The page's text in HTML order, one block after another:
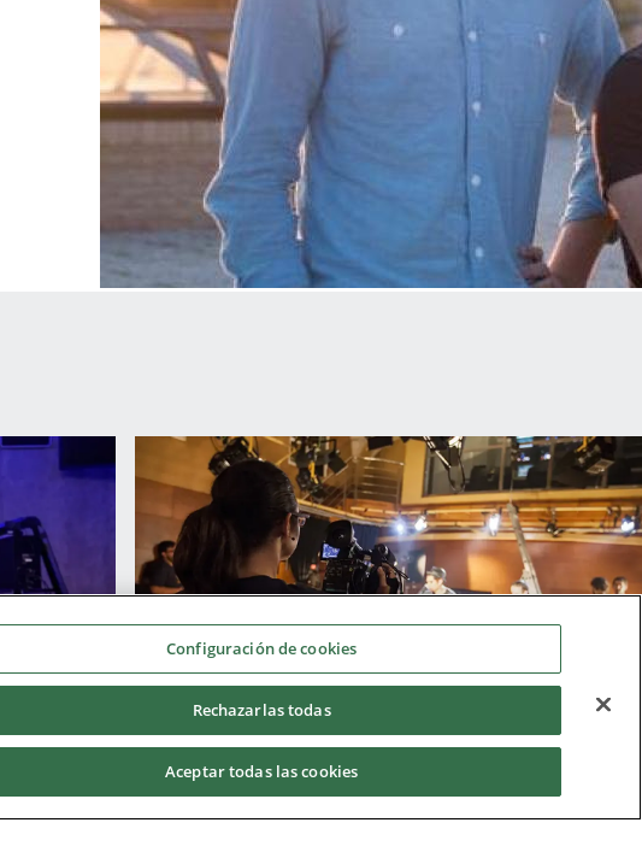
Estudio TV
Configuración de cookies
Rechazarlas todas
Aceptar todas las cookies